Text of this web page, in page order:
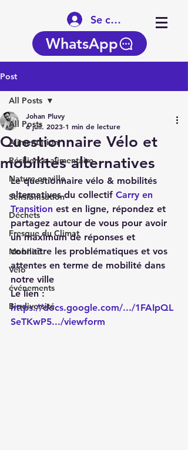
Se connecter
WhatsApp
Post
All Posts
Alimentation
Résilience alimentaire
Nature en ville
Sensibilisation
Déchets
Fresque du Climat
Mobilité
Vélo
événements
Biodiversité
All Posts
Questionnaire Vélo et
mobilités alternatives
Johan Pluvy
6 juil. 2023 1 min de lecture
Le questionnaire vélo & mobilités
alternatives du collectif Carry en
Transition est en ligne, répondez et
partagez autour de vous pour avoir
un maximum de réponses et
connaître les problématiques et vos
attentes en terme de mobilité dans
notre ville
Le lien :
https://docs.google.com/.../1FAIpQL
SeTKwP5.../viewform